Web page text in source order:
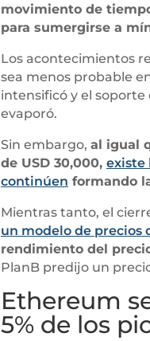
movimiento de
para sumergirse a
Los acontecimientos
sea menos probable
intensificó y el soporte
evaporó.
Sin embargo, al igual
de USD 30,000, existe
continúen formando
Mientras tanto, el
un modelo de precios
rendimiento del
PlanB predijo un
Ethereum
5% de los